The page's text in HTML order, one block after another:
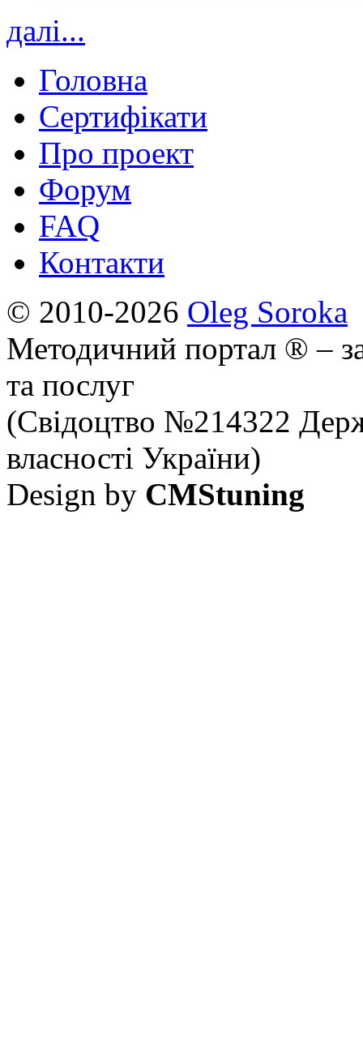
далі...
Головна
Сертифікати
Про проект
Форум
FAQ
Контакти
© 2010-2026 Oleg Soroka
Методичний портал ® –
та послуг
(Свідоцтво №214322
власності України)
Design by CMStuning